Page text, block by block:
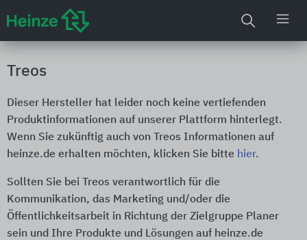
Treos
Dieser Hersteller hat leider noch keine vertiefenden
Produktinformationen auf unserer Plattform hinterlegt.
Wenn Sie zukünftig auch von Treos Informationen auf
heinze.de erhalten möchten, klicken Sie bitte hier.
Sollten Sie bei Treos verantwortlich für die
Kommunikation, das Marketing und/oder die
Öffentlichkeitsarbeit in Richtung der Zielgruppe Planer
sein und Ihre Produkte und Lösungen auf heinze.de